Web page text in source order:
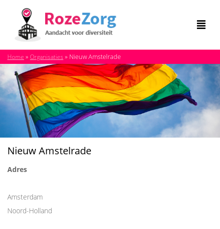
Home » Organisaties » Nieuw Amstelrade
Nieuw Amstelrade
Adres
Amsterdam
Noord-Holland